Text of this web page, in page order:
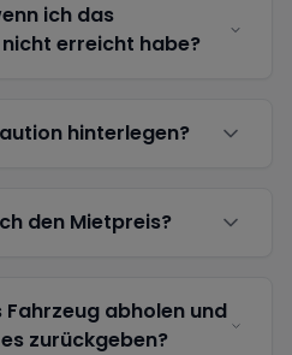
ich das
erreicht habe?
hinterlegen?
den Mietpreis?
abholen und
zurückgeben?